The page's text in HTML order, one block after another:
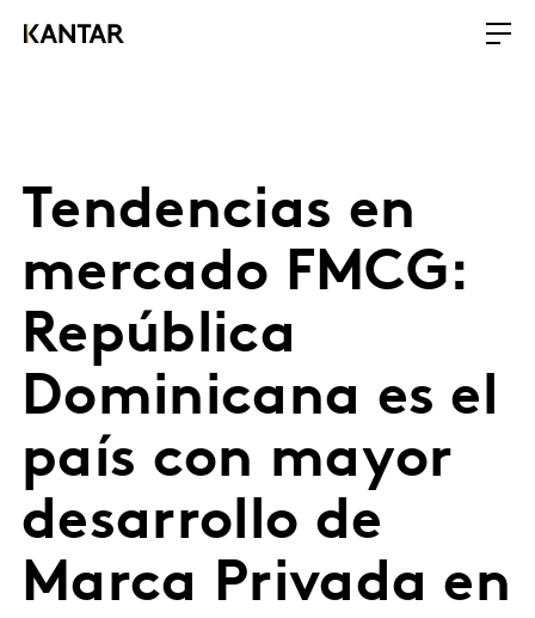
Tendencias en
mercado FMCG:
República
Dominicana es el
país con mayor
desarrollo de
Marca Privada en